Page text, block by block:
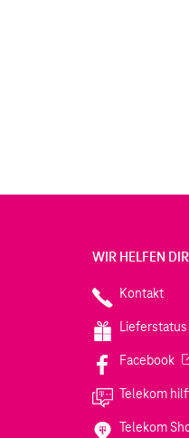
WIR HELFEN
Kontakt
Facebook
Telekom
Telekom